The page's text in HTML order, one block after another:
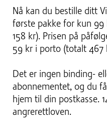
Nå kan du bestille ditt
første pakke for kun
158 kr). Prisen på
59 kr i porto (totalt 467
Det er ingen binding-
abonnementet, og du
hjem til din postkasse.
angrerettloven.